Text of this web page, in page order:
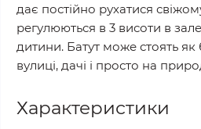
дає постійно рухатися
регулюються в 3 висоти в
дитини. Батут може стоять як
вулиці, дачі і просто на
Характеристики